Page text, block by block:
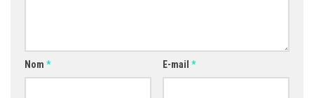
Nom * E-mail *